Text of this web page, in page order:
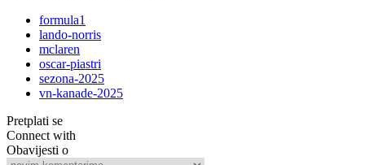
formula1
lando-norris
mclaren
oscar-piastri
sezona-2025
vn-kanade-2025
Pretplati se
Connect with
Obavijesti o